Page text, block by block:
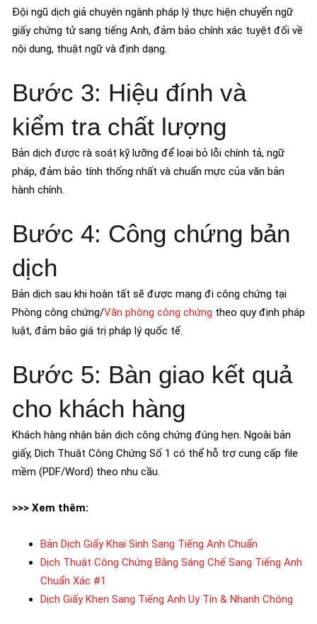
Đội ngũ dịch giả chuyên ngành pháp lý thực hiện chuyển ngữ
giấy chứng tử sang tiếng Anh, đảm bảo chính xác tuyệt đối về
nội dung, thuật ngữ và định dạng.
Bước 3: Hiệu đính và
kiểm tra chất lượng
Bản dịch được rà soát kỹ lưỡng để loại bỏ lỗi chính tả, ngữ
pháp, đảm bảo tính thống nhất và chuẩn mực của văn bản
hành chính.
Bước 4: Công chứng bản
dịch
Bản dịch sau khi hoàn tất sẽ được mang đi công chứng tại
Phòng công chứng/Văn phòng công chứng theo quy định pháp
luật, đảm bảo giá trị pháp lý quốc tế.
Bước 5: Bàn giao kết quả
cho khách hàng
Khách hàng nhận bản dịch công chứng đúng hẹn. Ngoài bản
giấy, Dịch Thuật Công Chứng Số 1 có thể hỗ trợ cung cấp file
mềm (PDF/Word) theo nhu cầu.
>>> Xem thêm:
Bản Dịch Giấy Khai Sinh Sang Tiếng Anh Chuẩn
Dịch Thuật Công Chứng Bằng Sáng Chế Sang Tiếng Anh
Chuẩn Xác #1
Dịch Giấy Khen Sang Tiếng Anh Uy Tín & Nhanh Chóng